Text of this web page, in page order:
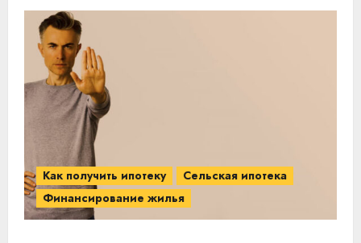
Как получить ипотеку
Сельская ипотека
Финансирование жилья